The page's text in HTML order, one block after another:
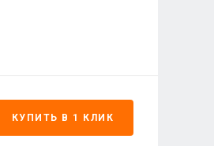
КУПИТЬ В 1 КЛИК